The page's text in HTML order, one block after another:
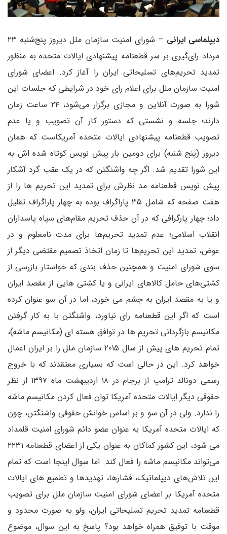
دیپلماسی ایرانی –
شورای امنیت سازمان ملل دیروز پنج‌شنبه ۲۳
مرداد رای‌گیری بر سر قطعنامه پیشنهادی ایالات متحده به منظور
تمدید تحریم‌های تسلیحاتی ایران را آغاز کرد. اعضای شورای
امنیت سازمان ملل برای اعلام رای خود در شرایطی که جلسات این
شورا به صورت آنلاین و مجازی برگزار می‌شود، ۲۴ ساعت زمان
دارند؛ جلسه و نشستی که دستور کار آن تصویب و یا عدم
تصویب قطعنامه پیشنهادی ایالات متحده آمریکاست که همان
دیروز (پنج شنبه) برای دومین بار پیش نویس کوتاه شده اش به
این شورا تقدیم شد. اگر چه واشنگتن که در یک عقب گرد آشکار
پیش نویس قطعنامه مد نظرش برای تمدید این تحریم ها را از
هفت صفحه‌ که شامل ۳۵ پاراگراف بوده به چهار پاراگراف تقلیل
داد؛ چهار پارگرافی که در آن حذف تحریم مقام‌های سپاه پاسداران
انقلاب اسلامی؛ عدم تمدید تحریم‌ها برای مدت نامعلوم و در
عوض، تمدید این تحریم‌ها تا زمان اتخاذ تصمیم مقتضی دیگر از
سوی شورای امنیت و همچنین حذف بندی که خواستار بازرسی از
کشتی‌های حامل کالاهای ایرانی و یا کشتی هایی از مقصد ایران
و یا به مقصد ایران به چشم می خورد، اما در آن سو عنوان کرده
است که اگر این قطعنامه رای نیاورد، واشنگتن با به کار گرفتن
مکانیسم بازگردانی تحریم ها در توافق هسته ای (مکانیسم ماشه)،
تمام تحریم های پیش از سال ۲۰۱۵ سازمان ملل را بر ایران اعمال
خواهد کرد. این در حالی است که بسیاری معتقدند که با خروج
رسمی دونالد ترامپ از برجام در ۱۸ اردیبهشت ماه ۱۳۹۷ از نظر
حقوقی دیگر ایالات متحده آمریکا توان فعال کردن مکانیسم ماشه
را ندارد. ولی در آن سو و بر اساس خوانش حقوقی واشنگتن، چون
که ایالات متحده آمریکا به عنوان عضو دائم شورای امنیت قلمداد
می شود، این کشور کماکان به عنوان یکی از اعضای قطعنامه ۲۲۳۱
می‌تواند مکانیسم ماشه را فعال کند. اما سوال اینجا است که تمام
این تلاش‌های دیپلماتیک، فشارها، تهدیدها و تطمیع های ایالات
متحده آمریکا بر اعضای شورای امنیت سازمان ملل برای تصویب
قطعنامه تمدید تحریم تسلیحاتی ایران، ولو به صورت محدود و
موقت با توفیق همراه خواهد بود؟ پاسخ به این سوال، موضوع